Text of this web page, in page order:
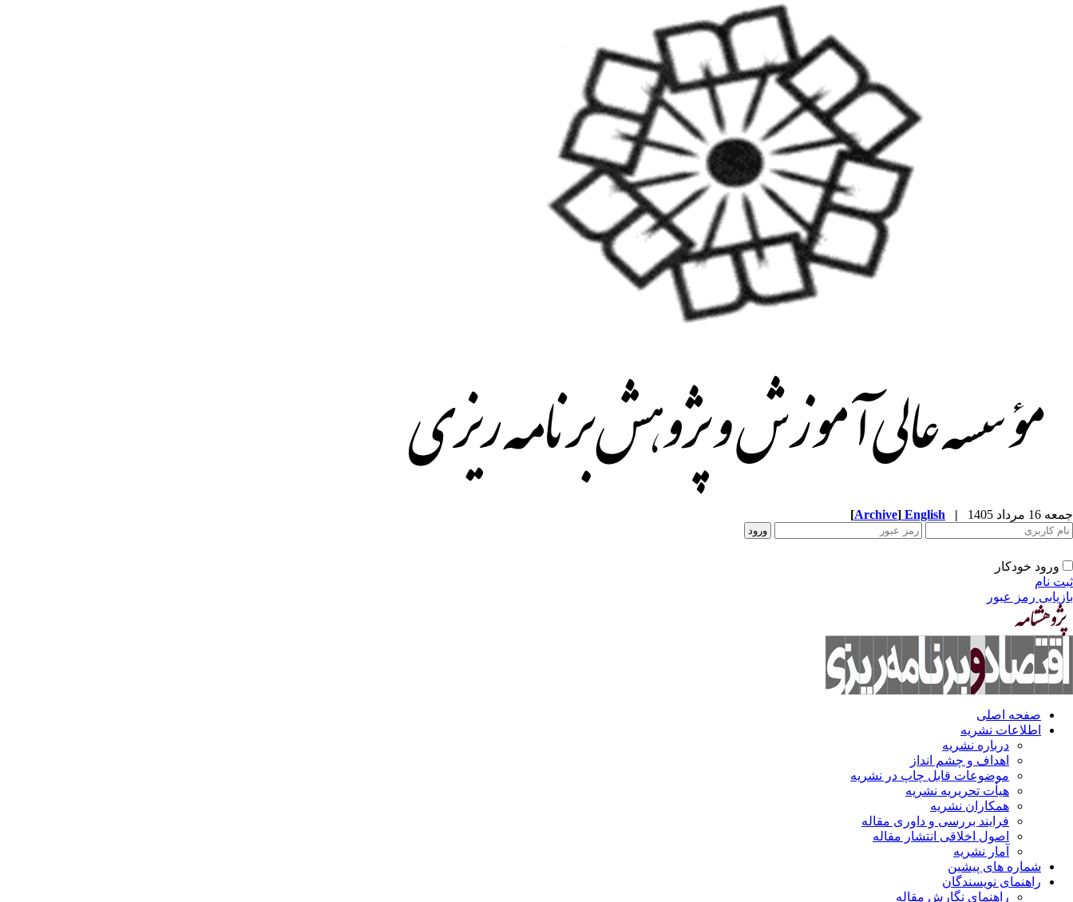
جمعه 16 مرداد 1405 |
English
[Archive]
ورود خودکار
ثبت نام
بازیابی رمز عبور
صفحه اصلی
اطلاعات نشریه
درباره نشریه
اهداف و چشم انداز
موضوعات قابل چاپ در نشریه
هیأت تحریریه نشریه
همکاران نشریه
فرایند بررسی و داوری مقاله
اصول اخلاقی انتشار مقاله
آمار نشریه
شماره های پیشین
راهنمای نویسندگان
راهنمای نگارش مقاله